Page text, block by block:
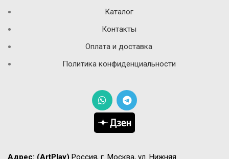
Каталог
Контакты
Оплата и доставка
Политика конфиденциальности
Адрес: (ArtPlay) Россия, г. Москва, ул. Нижняя